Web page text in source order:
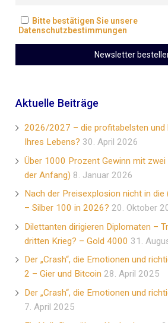
Bitte bestätigen Sie unsere
Datenschutzbestimmungen
Aktuelle Beiträge
2026/2027 – die profitabelsten und
Ihres Lebens? 30. April 2026
Über 1000 Prozent Gewinn mit
der Anfang) 8. Januar 2026
Nach der Preisexplosion nicht in die
– Silber 100 in 2026? 20. Oktober
Dilettanten dirigieren Diplomaten –
dritten Krieg? – Gold 4000 31.
Der „Crash“, die Emotionen und
2 – Gier und Bitcoin 28. April 2025
Der „Crash“, die Emotionen und
7. April 2025